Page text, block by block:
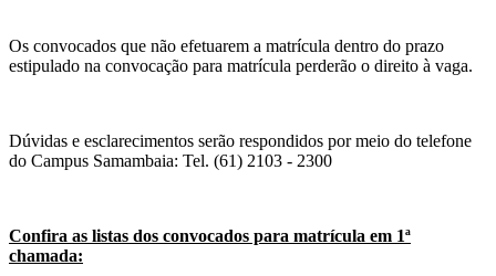
Os convocados que não efetuarem a matrícula dentro do prazo
estipulado na convocação para matrícula perderão o direito à vaga.
Dúvidas e esclarecimentos serão respondidos por meio do telefone
do Campus Samambaia: Tel. (61) 2103 - 2300
Confira as listas dos convocados para matrícula em 1ª
chamada: